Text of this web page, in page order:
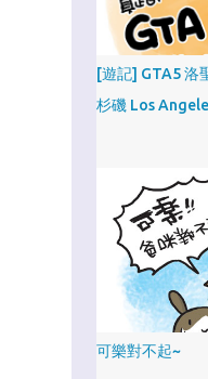
[遊記] GTA5 洛
杉磯 Los
可樂對不起~